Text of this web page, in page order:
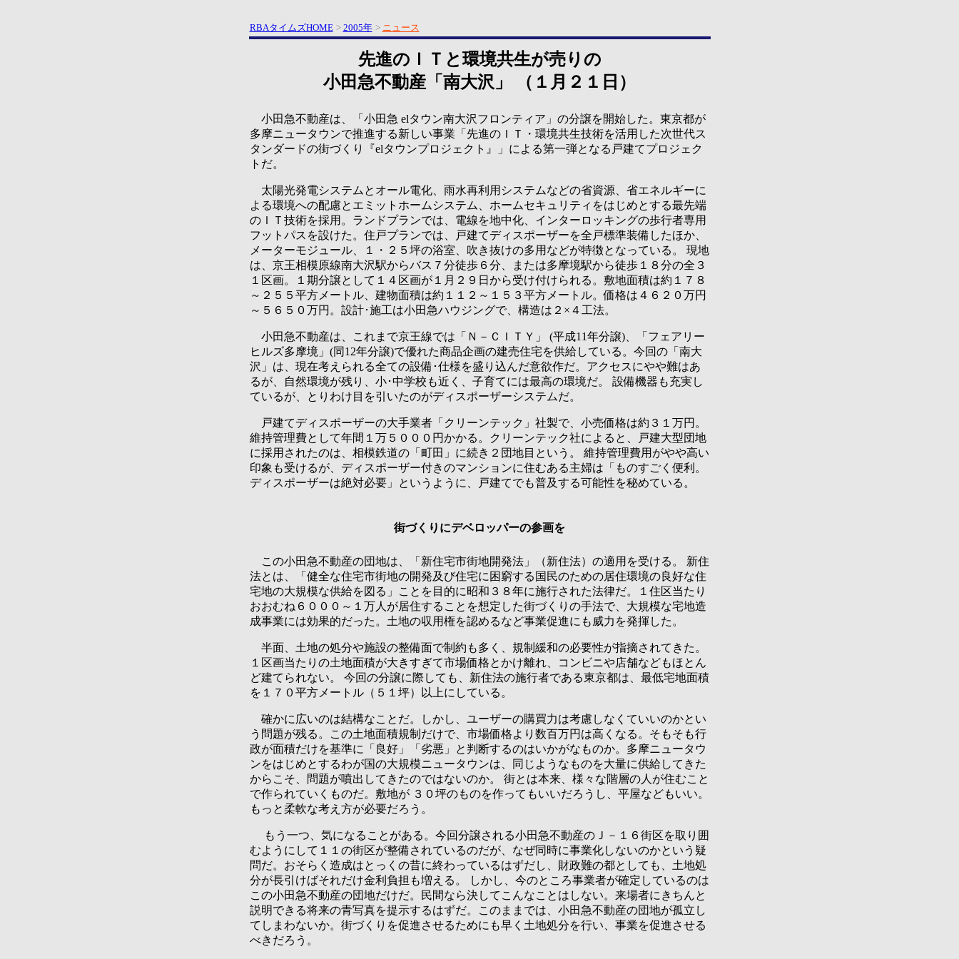
RBAタイムズHOME > 2005年 > ニュース
先進のＩＴと環境共生が売りの
小田急不動産「南大沢」
（１月２１日）
小田急不動産は、「小田急 elタウン南大沢フロンティア」の分譲を開始した。東京都が
多摩ニュータウンで推進する新しい事業「先進のＩＴ・環境共生技術を活用した次世代ス
タンダードの街づくり『elタウンプロジェクト』」による第一弾となる戸建てプロジェク
トだ。
太陽光発電システムとオール電化、雨水再利用システムなどの省資源、省エネルギーに
よる環境への配慮とエミットホームシステム、ホームセキュリティをはじめとする最先端
のＩＴ技術を採用。ランドプランでは、電線を地中化、インターロッキングの歩行者専用
フットパスを設けた。住戸プランでは、戸建てディスポーザーを全戸標準装備したほか、
メーターモジュール、１・２５坪の浴室、吹き抜けの多用などが特徴となっている。 現地
は、京王相模原線南大沢駅からバス７分徒歩６分、または多摩境駅から徒歩１８分の全３
１区画。１期分譲として１４区画が１月２９日から受け付けられる。敷地面積は約１７８
～２５５平方メートル、建物面積は約１１２～１５３平方メートル。価格は４６２０万円
～５６５０万円。設計･施工は小田急ハウジングで、構造は２×４工法。
小田急不動産は、これまで京王線では「Ｎ－ＣＩＴＹ」 (平成11年分譲)、「フェアリー
ヒルズ多摩境」(同12年分譲)で優れた商品企画の建売住宅を供給している。今回の「南大
沢」は、現在考えられる全ての設備･仕様を盛り込んだ意欲作だ。アクセスにやや難はあ
るが、自然環境が残り、小･中学校も近く、子育てには最高の環境だ。 設備機器も充実し
ているが、とりわけ目を引いたのがディスポーザーシステムだ。
戸建てディスポーザーの大手業者「クリーンテック」社製で、小売価格は約３１万円。
維持管理費として年間１万５０００円かかる。クリーンテック社によると、戸建大型団地
に採用されたのは、相模鉄道の「町田」に続き２団地目という。 維持管理費用がやや高い
印象も受けるが、ディスポーザー付きのマンションに住むある主婦は「ものすごく便利。
ディスポーザーは絶対必要」というように、戸建てでも普及する可能性を秘めている。
街づくりにデベロッパーの参画を
この小田急不動産の団地は、「新住宅市街地開発法」（新住法）の適用を受ける。 新住
法とは、「健全な住宅市街地の開発及び住宅に困窮する国民のための居住環境の良好な住
宅地の大規模な供給を図る」ことを目的に昭和３８年に施行された法律だ。１住区当たり
おおむね６０００～１万人が居住することを想定した街づくりの手法で、大規模な宅地造
成事業には効果的だった。土地の収用権を認めるなど事業促進にも威力を発揮した。
半面、土地の処分や施設の整備面で制約も多く、規制緩和の必要性が指摘されてきた。
１区画当たりの土地面積が大きすぎて市場価格とかけ離れ、コンビニや店舗などもほとん
ど建てられない。 今回の分譲に際しても、新住法の施行者である東京都は、最低宅地面積
を１７０平方メートル（５１坪）以上にしている。
確かに広いのは結構なことだ。しかし、ユーザーの購買力は考慮しなくていいのかとい
う問題が残る。この土地面積規制だけで、市場価格より数百万円は高くなる。そもそも行
政が面積だけを基準に「良好」「劣悪」と判断するのはいかがなものか。多摩ニュータウ
ンをはじめとするわが国の大規模ニュータウンは、同じようなものを大量に供給してきた
からこそ、問題が噴出してきたのではないのか。 街とは本来、様々な階層の人が住むこと
で作られていくものだ。敷地が ３０坪のものを作ってもいいだろうし、平屋などもいい。
もっと柔軟な考え方が必要だろう。
もう一つ、気になることがある。今回分譲される小田急不動産のＪ－１６街区を取り囲
むようにして１１の街区が整備されているのだが、なぜ同時に事業化しないのかという疑
問だ。おそらく造成はとっくの昔に終わっているはずだし、財政難の都としても、土地処
分が長引けばそれだけ金利負担も増える。 しかし、今のところ事業者が確定しているのは
この小田急不動産の団地だけだ。民間なら決してこんなことはしない。来場者にきちんと
説明できる将来の青写真を提示するはずだ。このままでは、小田急不動産の団地が孤立し
てしまわないか。街づくりを促進させるためにも早く土地処分を行い、事業を促進させる
べきだろう。